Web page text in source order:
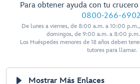
Para obtener ayuda con tu
0800-266-6902
De lunes a viernes, de 8:00 a.m. a 10:00
domingos, de 9:00 a.m. a 8:00
Los Huéspedes menores de 18 años deben
tutores para llamar.
Mostrar Más Enlaces